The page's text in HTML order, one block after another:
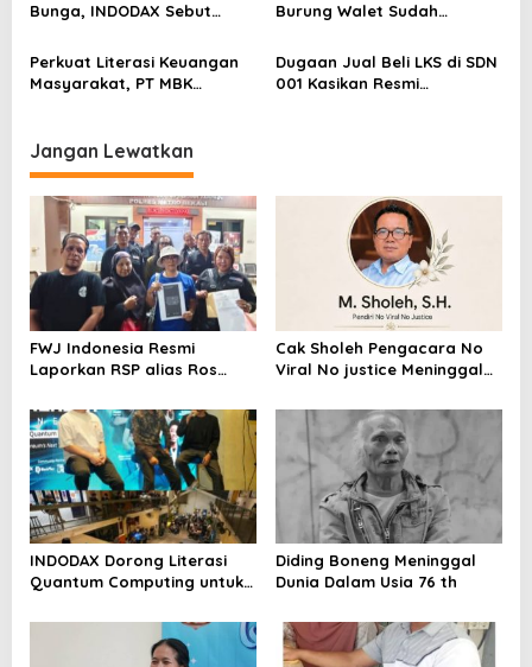
Bunga, INDODAX Sebut
Sentimen Pasar
Burung Walet Sudah
Pelapor Desak Polda Jambi
Segera Lakukan Penahanan
Perkuat Literasi Keuangan
Masyarakat, PT MBK
Dugaan Jual Beli LKS di SDN
001 Kasikan Resmi
Jangan Lewatkan
FWJ Indonesia Resmi
Laporkan RSP alias Ros
Cak Sholeh Pengacara No
Viral No justice Meninggal
INDODAX Dorong Literasi
Quantum Computing untuk
Blockchain
Diding Boneng Meninggal
Dunia Dalam Usia 76 th